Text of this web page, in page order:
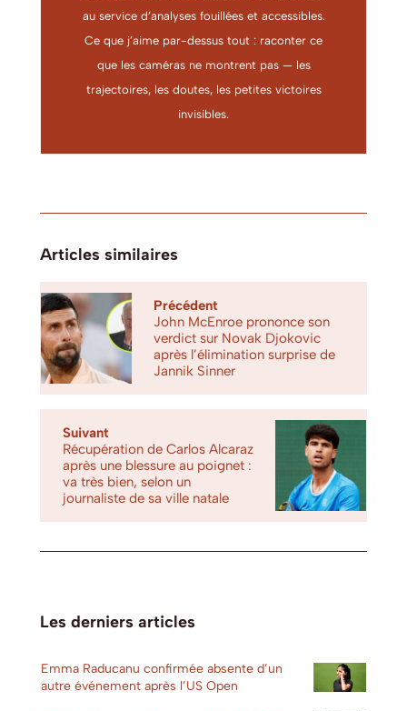
au service d’analyses fouillées et accessibles.
Ce que j’aime par-dessus tout : raconter ce
que les caméras ne montrent pas — les
trajectoires, les doutes, les petites victoires
invisibles.
Articles similaires
Précédent
John McEnroe prononce son
verdict sur Novak Djokovic
après l’élimination surprise de
Jannik Sinner
Suivant
Récupération de Carlos Alcaraz
après une blessure au poignet :
va très bien, selon un
journaliste de sa ville natale
Les derniers articles
Emma Raducanu confirmée absente d’un
autre événement après l’US Open